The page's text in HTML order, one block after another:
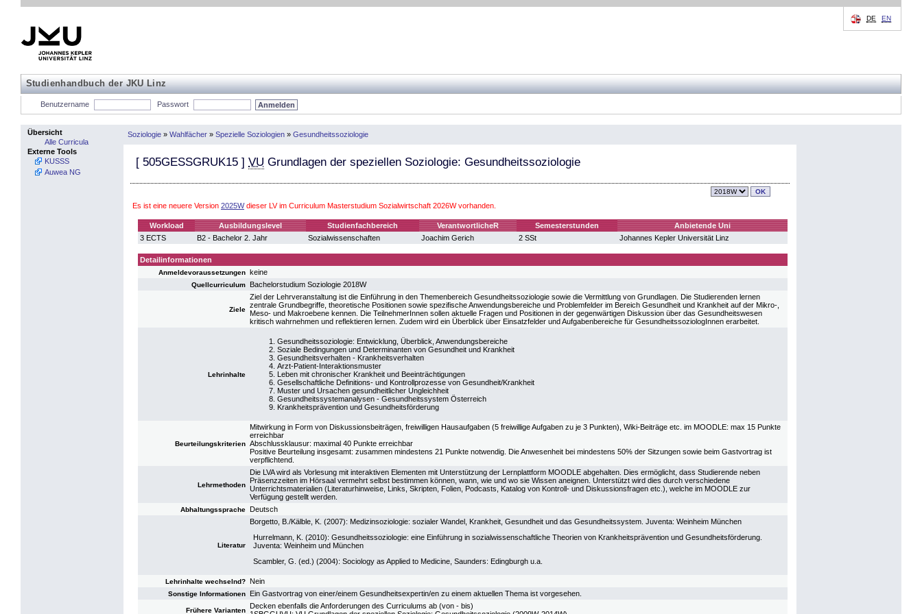
Studienhandbuch der JKU Linz
DE EN
Benutzername Passwort
Übersicht
Alle Curricula
Externe Tools
KUSSS
Auwea NG
Soziologie » Wahlfächer » Spezielle Soziologien » Gesundheitssoziologie
[ 505GESSGRUK15 ] VU Grundlagen der speziellen Soziologie: Gesundheitssoziologie
Es ist eine neuere Version 2025Wdieser LV im Curriculum Masterstudium Sozialwirtschaft 2026W vorhanden.
Workload Ausbildungslevel Studienfachbereich VerantwortlicheR Semesterstunden
Anbietende Uni
3 ECTS
B2 - Bachelor 2. Jahr Sozialwissenschaften Joachim Gerich 2 SSt Johannes Kepler Universität Linz
Detailinformationen
Anmeldevoraussetzungen keine
Quellcurriculum Bachelorstudium Soziologie 2018W
Ziele
Ziel der Lehrveranstaltung ist die Einführung in den Themenbereich Gesundheitssoziologie sowie die Vermittlung von Grundlagen. Die Studierenden lernen
zentrale Grundbegriffe, theoretische Positionen sowie spezifische Anwendungsbereiche und Problemfelder im Bereich Gesundheit und Krankheit auf der Mikro-,
Meso- und Makroebene kennen. Die TeilnehmerInnen sollen aktuelle Fragen und Positionen in der gegenwärtigen Diskussion über das Gesundheitswesen
kritisch wahrnehmen und reflektieren lernen. Zudem wird ein Überblick über Einsatzfelder und Aufgabenbereiche für GesundheitssoziologInnen erarbeitet.
Lehrinhalte
Gesundheitssoziologie: Entwicklung, Überblick, Anwendungsbereiche
Soziale Bedingungen und Determinanten von Gesundheit und Krankheit
Gesundheitsverhalten - Krankheitsverhalten
Arzt-Patient-Interaktionsmuster
Leben mit chronischer Krankheit und Beeinträchtigungen
Gesellschaftliche Definitions- und Kontrollprozesse von Gesundheit/Krankheit
Muster und Ursachen gesundheitlicher Ungleichheit
Gesundheitssystemanalysen - Gesundheitssystem Österreich
Krankheitsprävention und Gesundheitsförderung
Beurteilungskriterien
Mitwirkung in Form von Diskussionsbeiträgen, freiwilligen Hausaufgaben (5 freiwillige Aufgaben zu je 3 Punkten), Wiki-Beiträge etc. im MOODLE: max 15 Punkte
erreichbar
Abschlussklausur: maximal 40 Punkte erreichbar
Positive Beurteilung insgesamt: zusammen mindestens 21 Punkte notwendig. Die Anwesenheit bei mindestens 50% der Sitzungen sowie beim Gastvortrag ist
verpflichtend.
Lehrmethoden
Die LVA wird als Vorlesung mit interaktiven Elementen mit Unterstützung der Lernplattform MOODLE abgehalten. Dies ermöglicht, dass Studierende neben
Präsenzzeiten im Hörsaal vermehrt selbst bestimmen können, wann, wie und wo sie Wissen aneignen. Unterstützt wird dies durch verschiedene
Unterrichtsmaterialien (Literaturhinweise, Links, Skripten, Folien, Podcasts, Katalog von Kontroll- und Diskussionsfragen etc.), welche im MOODLE zur
Verfügung gestellt werden.
Abhaltungssprache Deutsch
Literatur
Borgetto, B./Kälble, K. (2007): Medizinsoziologie: sozialer Wandel, Krankheit, Gesundheit und das Gesundheitssystem. Juventa: Weinheim München
Hurrelmann, K. (2010): Gesundheitssoziologie: eine Einführung in sozialwissenschaftliche Theorien von Krankheitsprävention und Gesundheitsförderung.
Juventa: Weinheim und München
Scambler, G. (ed.) (2004): Sociology as Applied to Medicine, Saunders: Edingburgh u.a.
Lehrinhalte wechselnd? Nein
Sonstige Informationen Ein Gastvortrag von einer/einem Gesundheitsexpertin/en zu einem aktuellen Thema ist vorgesehen.
Frühere Varianten
Decken ebenfalls die Anforderungen des Curriculums ab (von - bis)